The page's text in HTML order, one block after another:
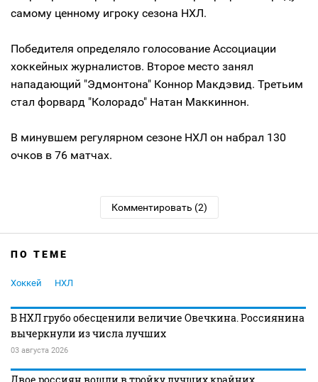
самому ценному игроку сезона НХЛ.
Победителя определяло голосование Ассоциации
хоккейных журналистов. Второе место занял
нападающий "Эдмонтона" Коннор Макдэвид. Третьим
стал форвард "Колорадо" Натан Маккиннон.
В минувшем регулярном сезоне НХЛ он набрал 130
очков в 76 матчах.
Комментировать (2)
ПО ТЕМЕ
Хоккей НХЛ
В НХЛ грубо обесценили величие Овечкина. Россиянина
вычеркнули из числа лучших
03 августа 2026